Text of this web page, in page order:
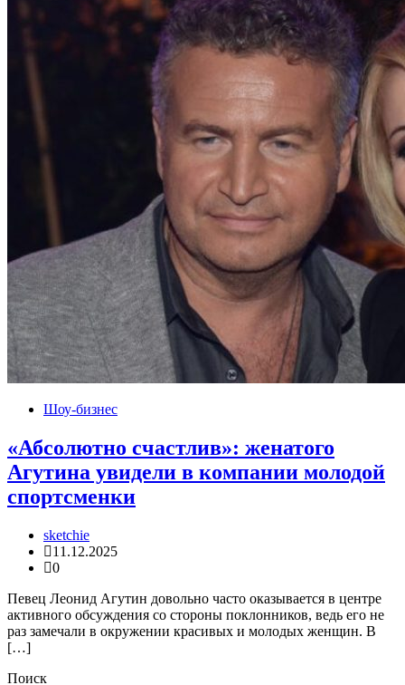
Шоу-бизнес
«Абсолютно счастлив»: женатого
Агутина увидели в компании молодой
спортсменки
sketchie
11.12.2025
0
Певец Леонид Агутин довольно часто оказывается в центре
активного обсуждения со стороны поклонников, ведь его не
раз замечали в окружении красивых и молодых женщин. В
[…]
Поиск